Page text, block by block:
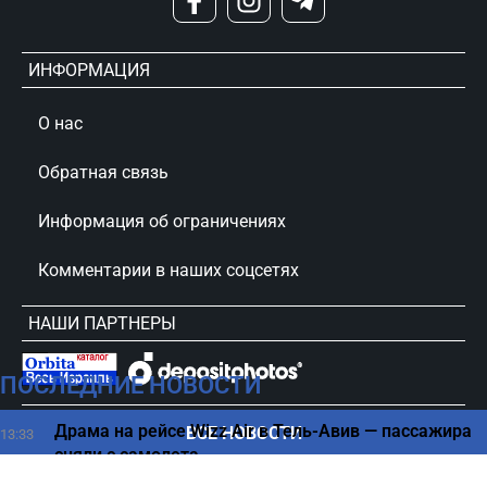
ПОСЛЕДНИЕ НОВОСТИ
13:33
Драма на рейсе Wizz Air в Тель-Авив — пассажира
сняли с самолета
ВСЕ НОВОСТИ
ИНФОРМАЦИЯ
О нас
Обратная связь
Информация об ограничениях
Комментарии в наших соцсетях
НАШИ ПАРТНЕРЫ
сursorinfo.co.il © Все права защищены